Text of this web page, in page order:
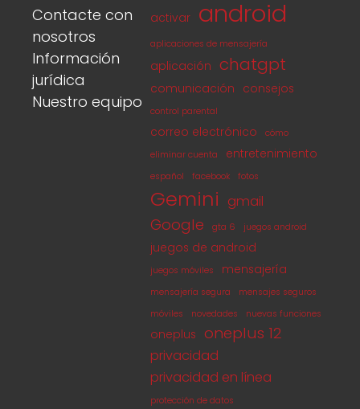
Contacte con
nosotros
Información
jurídica
Nuestro equipo
activar android
aplicaciones de mensajería
aplicación chatgpt
comunicación consejos
control parental
correo electrónico
cómo
eliminar cuenta
entretenimiento
español facebook fotos
Gemini gmail
Google gta 6 juegos android
juegos de android
juegos móviles mensajería
mensajería segura
mensajes seguros
móviles
novedades nuevas funciones
oneplus oneplus 12
privacidad
privacidad en línea
protección de datos